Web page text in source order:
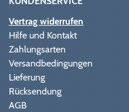
Vertrag widerrufen
Hilfe und Kontakt
Zahlungsarten
Versandbedingungen
Lieferung
Rücksendung
AGB